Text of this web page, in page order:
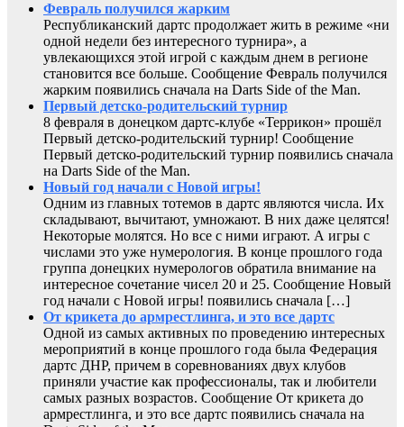
Февраль получился жарким
Республиканский дартс продолжает жить в режиме «ни
одной недели без интересного турнира», а
увлекающихся этой игрой с каждым днем в регионе
становится все больше. Сообщение Февраль получился
жарким появились сначала на Darts Side of the Man.
Первый детско-родительский турнир
8 февраля в донецком дартс-клубе «Террикон» прошёл
Первый детско-родительский турнир! Сообщение
Первый детско-родительский турнир появились сначала
на Darts Side of the Man.
Новый год начали с Новой игры!
Одним из главных тотемов в дартс являются числа. Их
складывают, вычитают, умножают. В них даже целятся!
Некоторые молятся. Но все с ними играют. А игры с
числами это уже нумерология. В конце прошлого года
группа донецких нумерологов обратила внимание на
интересное сочетание чисел 20 и 25. Сообщение Новый
год начали с Новой игры! появились сначала […]
От крикета до армрестлинга, и это все дартс
Одной из самых активных по проведению интересных
мероприятий в конце прошлого года была Федерация
дартс ДНР, причем в соревнованиях двух клубов
приняли участие как профессионалы, так и любители
самых разных возрастов. Сообщение От крикета до
армрестлинга, и это все дартс появились сначала на